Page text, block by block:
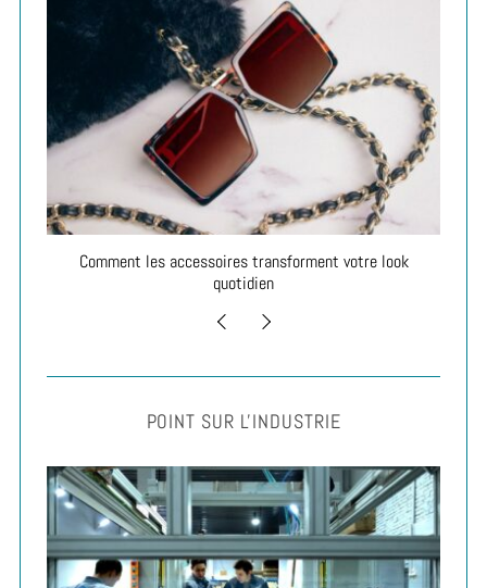
Comment les accessoires transforment votre look
quotidien
POINT SUR L'INDUSTRIE